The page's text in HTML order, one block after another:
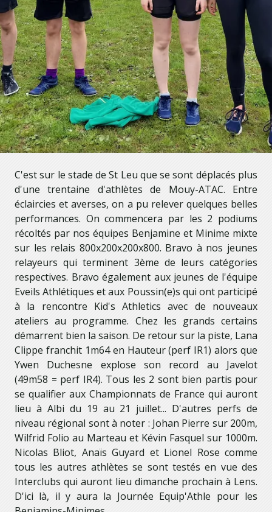
C'est sur le stade de St Leu que se sont déplacés plus
d'une trentaine d'athlètes de Mouy-ATAC. Entre
éclaircies et averses, on a pu relever quelques belles
performances. On commencera par les 2 podiums
récoltés par nos équipes Benjamine et Minime mixte
sur les relais 800x200x200x800. Bravo à nos jeunes
relayeurs qui terminent 3ème de leurs catégories
respectives. Bravo également aux jeunes de l'équipe
Eveils Athlétiques et aux Poussin(e)s qui ont participé
à la rencontre Kid's Athletics avec de nouveaux
ateliers au programme. Chez les grands certains
démarrent bien la saison. De retour sur la piste, Lana
Clippe franchit 1m64 en Hauteur (perf IR1) alors que
Ywen Duchesne explose son record au Javelot
(49m58 = perf IR4). Tous les 2 sont bien partis pour
se qualifier aux Championnats de France qui auront
lieu à Albi du 19 au 21 juillet... D'autres perfs de
niveau régional sont à noter : Johan Pierre sur 200m,
Wilfrid Folio au Marteau et Kévin Fasquel sur 1000m.
Nicolas Bliot, Anaïs Guyard et Lionel Rose comme
tous les autres athlètes se sont testés en vue des
Interclubs qui auront lieu dimanche prochain à Lens.
D'ici là, il y aura la Journée Equip'Athle pour les